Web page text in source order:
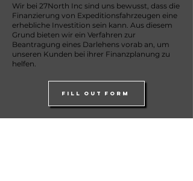
Wir bei 27North Inc sind uns bewusst, dass die
Finanzierung von Expeditionsfahrzeugen eine
erhebliche Investition sein kann. Aus diesem
Grund bieten wir ein Verfahren zur
Beantragung eines Darlehens vorab an, um
unseren Kunden bei ihrer Finanzplanung zu
helfen.
FILL OUT FORM